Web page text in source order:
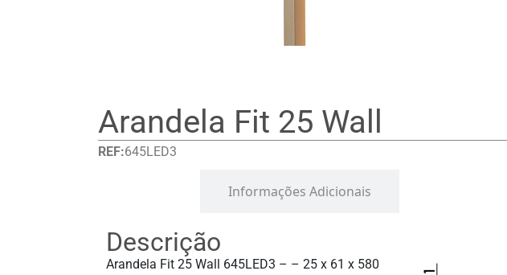
Arandela Fit 25 Wall
REF:645LED3
Informações Adicionais
Descrição
Arandela Fit 25 Wall 645LED3 – – 25 x 61 x 580